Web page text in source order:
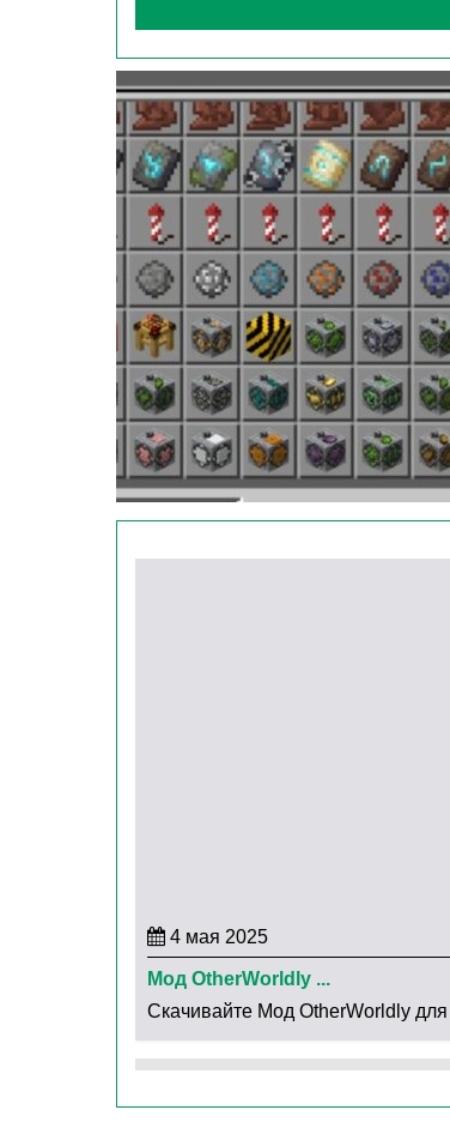
Факт:зомби атакуют кубики.
У куба в моде на авто ферму 20
от зомби, игроки могут
Мгновенные фермы
Если добыча ресурсов для
фермы наверняка пригодится
Достаточно только освоить
Какие авто фермы становятся
тростниковая;
бамбуковая и другие.
Для того, чтобы приступить к
потребуются специальные блоки и
4 мая 2025
Мод OtherWorldly ...
Скачивайте Мод OtherWorldly